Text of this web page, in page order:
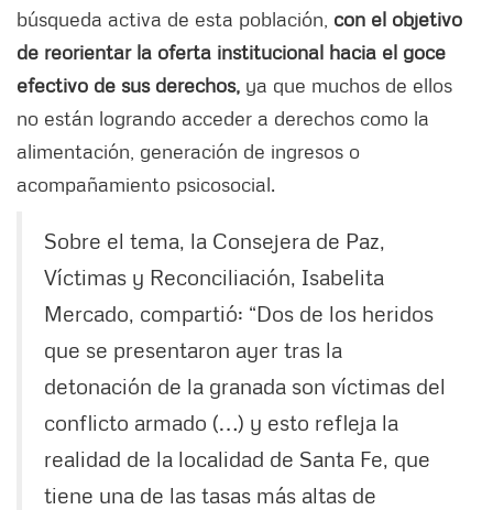
búsqueda activa de esta población, con el objetivo
de reorientar la oferta institucional hacia el goce
efectivo de sus derechos, ya que muchos de ellos
no están logrando acceder a derechos como la
alimentación, generación de ingresos o
acompañamiento psicosocial.
Sobre el tema, la Consejera de Paz,
Víctimas y Reconciliación, Isabelita
Mercado, compartió: “Dos de los heridos
que se presentaron ayer tras la
detonación de la granada son víctimas del
conflicto armado (…) y esto refleja la
realidad de la localidad de Santa Fe, que
tiene una de las tasas más altas de